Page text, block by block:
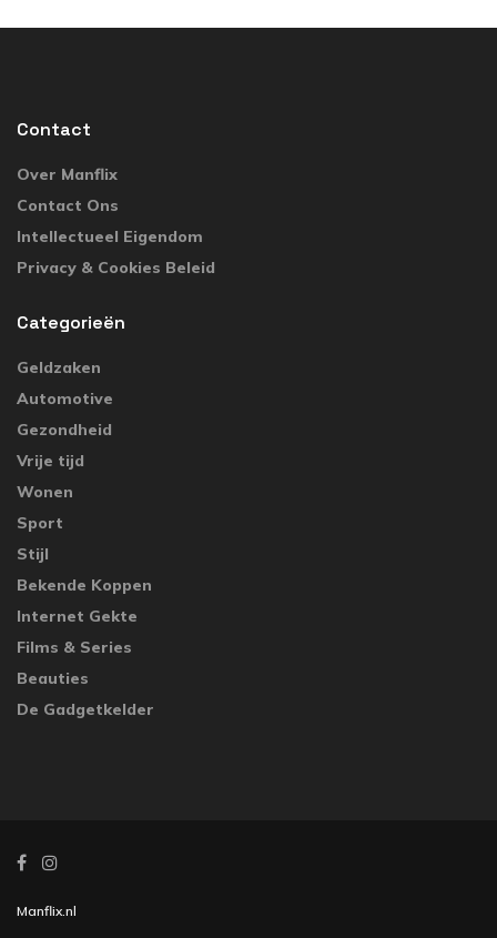
Contact
Over Manflix
Contact Ons
Intellectueel Eigendom
Privacy & Cookies Beleid
Categorieën
Geldzaken
Automotive
Gezondheid
Vrije tijd
Wonen
Sport
Stijl
Bekende Koppen
Internet Gekte
Films & Series
Beauties
De Gadgetkelder
Manflix.nl